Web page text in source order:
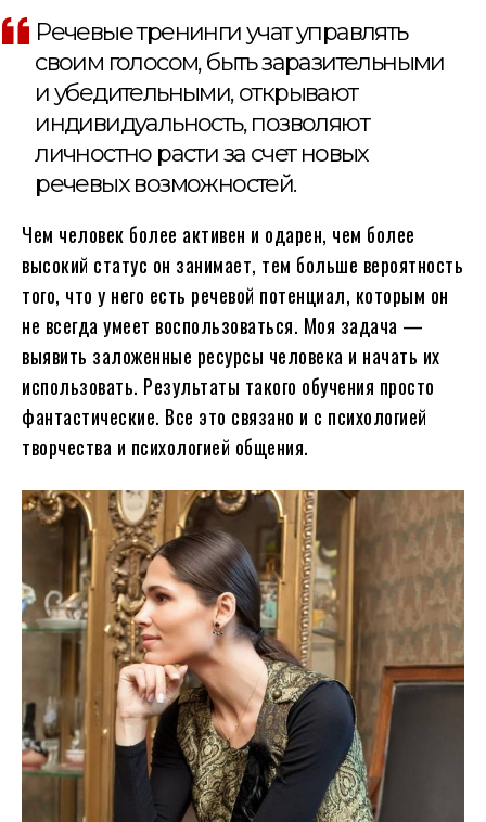
Речевые тренинги учат управлять
своим голосом, быть заразительными
и убедительными, открывают
индивидуальность, позволяют
личностно расти за счет новых
речевых возможностей.
Чем человек более активен и одарен, чем более
высокий статус он занимает, тем больше вероятность
того, что у него есть речевой потенциал, которым он
не всегда умеет воспользоваться. Моя задача —
выявить заложенные ресурсы человека и начать их
использовать. Результаты такого обучения просто
фантастические. Все это связано и с психологией
творчества и психологией общения.